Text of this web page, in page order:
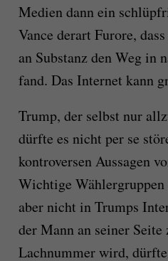
Medien dann ein
Vance derart Furore,
an Substanz den Weg in
fand. Das Internet kann
Trump, der selbst nur
dürfte es nicht per se
kontroversen Aussagen
Wichtige Wählergruppen
aber nicht in Trumps
der Mann an seiner
Lachnummer wird,